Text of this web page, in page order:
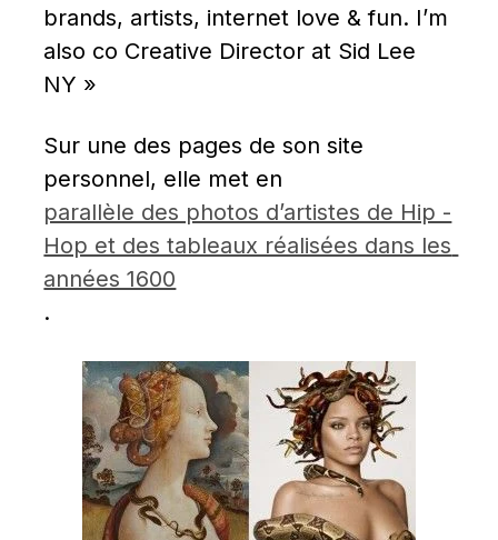
brands, artists, internet love & fun. I’m
also co Creative Director at Sid Lee
NY »
Sur une des pages de son site
personnel, elle met en
parallèle des photos d’artistes de Hip -
Hop et des tableaux réalisées dans les
années 1600
.